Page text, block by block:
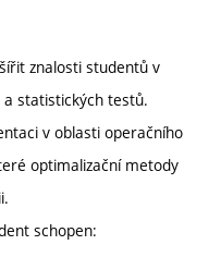
znalosti studentů v
statistických testů.
v oblasti operačního
optimalizační metody
schopen: